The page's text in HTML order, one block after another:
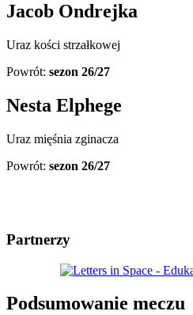
Jacob Ondrejka
Uraz kości strzałkowej
Powrót: sezon 26/27
Nesta Elphege
Uraz mięśnia zginacza
Powrót: sezon 26/27
Partnerzy
Podsumowanie meczu